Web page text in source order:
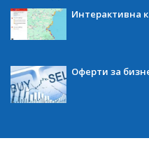
Интерактивна
Оферти за